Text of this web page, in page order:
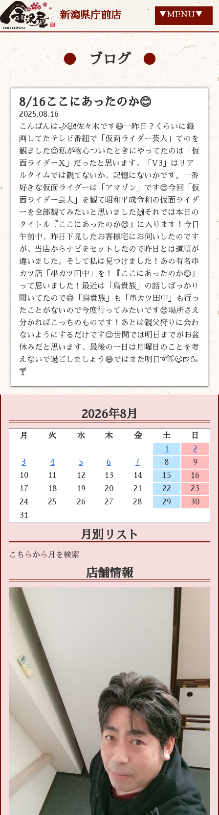
新潟県庁前店 ▼MENU▼
ブログ
8/16ここにあったのか😊
2025.08.16
こんばんは🌙😃❗佐々木です😄一昨日？くらいに録
画してたテレビ番組で「仮面ライダー芸人」てのを
観ました😉私が物心ついたときにやってたのは「仮
面ライダーX」だったと思います、「V3」はリア
ルタイムでは観てないか、記憶にないかです。一番
好きな仮面ライダーは「アマゾン」です😊今回「仮
面ライダー芸人」を観て昭和平成令和の仮面ライダ
ーを全部観てみたいと思いました🙌それでは本日の
タイトル『ここにあったのか😊』に入ります！今日
午前中、昨日下見したお客様宅にお伺いしたのです
が、当店からナビをセットしたので昨日とは道順が
違いました。そして私は見つけました！あの有名串
カツ店「串カツ田中」を！『ここにあったのか😊』
って思いました！最近は「鳥貴族」の話しばっかり
聞いてたので😅「鳥貴族」も「串カツ田中」も行っ
たことがないので今度行ってみたいです😊場所さえ
分かればこっちのものです！あとは親父狩りに会わ
ないようにするだけです😉世間では明日までがお盆
休みだと思います、最後の一日は月曜日のことを考
えないで過ごしましょう😅ではまた明日➰👋😃🍺🍶
🍸
2026年8月
月 火 水 木 金 土
日
1
2
3
4 5 6 7 8
9
10
11 12 13 14 15
16
17
18 19 20 21 22
23
24
25 26 27 28 29
30
31
月別リスト
店舗情報